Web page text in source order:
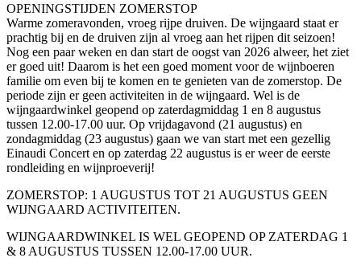
OPENINGSTIJDEN ZOMERSTOP
Warme zomeravonden, vroeg rijpe druiven. De wijngaard staat er
prachtig bij en de druiven zijn al vroeg aan het rijpen dit seizoen!
Nog een paar weken en dan start de oogst van 2026 alweer, het ziet
er goed uit! Daarom is het een goed moment voor de wijnboeren
familie om even bij te komen en te genieten van de zomerstop. De
periode zijn er geen activiteiten in de wijngaard. Wel is de
wijngaardwinkel geopend op zaterdagmiddag 1 en 8 augustus
tussen 12.00-17.00 uur. Op vrijdagavond (21 augustus) en
zondagmiddag (23 augustus) gaan we van start met een gezellig
Einaudi Concert en op zaterdag 22 augustus is er weer de eerste
rondleiding en wijnproeverij!
ZOMERSTOP: 1 AUGUSTUS TOT 21 AUGUSTUS GEEN
WIJNGAARD ACTIVITEITEN.
WIJNGAARDWINKEL IS WEL GEOPEND OP ZATERDAG 1
& 8 AUGUSTUS TUSSEN 12.00-17.00 UUR.